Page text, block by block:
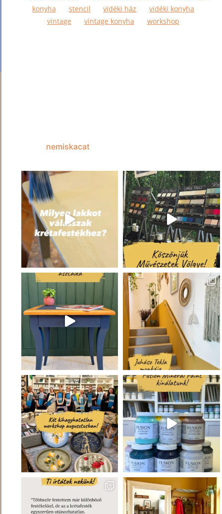
konyha
stencil vidéki ház
vidéki konyha
vintage
vintage konyha workshop
nemiskacat